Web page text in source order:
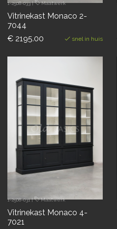
1-2508-033| Maatwerk
Vitrinekast Monaco 2-
7044
€ 2195.00
snel in huis
1-2508-031| Maatwerk
Vitrinekast Monaco 4-
7021